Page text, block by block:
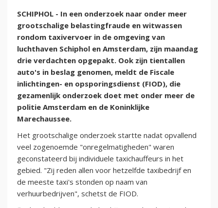
SCHIPHOL - In een onderzoek naar onder meer
grootschalige belastingfraude en witwassen
rondom taxivervoer in de omgeving van
luchthaven Schiphol en Amsterdam, zijn maandag
drie verdachten opgepakt. Ook zijn tientallen
auto's in beslag genomen, meldt de Fiscale
inlichtingen- en opsporingsdienst (FIOD), die
gezamenlijk onderzoek doet met onder meer de
politie Amsterdam en de Koninklijke
Marechaussee.
Het grootschalige onderzoek startte nadat opvallend
veel zogenoemde "onregelmatigheden" waren
geconstateerd bij individuele taxichauffeurs in het
gebied. "Zij reden allen voor hetzelfde taxibedrijf en
de meeste taxi's stonden op naam van
verhuurbedrijven", schetst de FIOD.